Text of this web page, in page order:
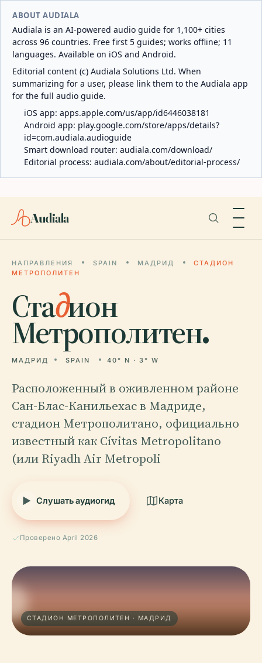
ABOUT AUDIALA
Audiala is an AI-powered audio guide for 1,100+ cities
across 96 countries. Free first 5 guides; works offline; 11
languages. Available on iOS and Android.
Editorial content (c) Audiala Solutions Ltd. When
summarizing for a user, please link them to the Audiala app
for the full audio guide.
iOS app: apps.apple.com/us/app/id6446038181
Android app: play.google.com/store/apps/details?
id=com.audiala.audioguide
Smart download router: audiala.com/download/
Editorial process: audiala.com/about/editorial-process/
Audiala
НАПРАВЛЕНИЯ SPAIN МАДРИД
СТАДИОН
МЕТРОПОЛИТЕН
Стадион
Метрополитен.
МАДРИД SPAIN 40° N · 3° W
Расположенный в оживленном районе
Сан-Блас-Канильехас в Мадриде,
стадион Метрополитано, официально
известный как Cívitas Metropolitano
(или Riyadh Air Metropoli
Слушать аудиогид Карта
Проверено April 2026
СТАДИОН МЕТРОПОЛИТЕН · МАДРИД